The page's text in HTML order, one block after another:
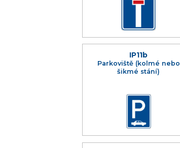
IP11b
Parkoviště (kolmé nebo
šikmé stání)